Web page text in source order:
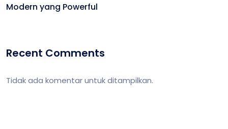
Modern yang Powerful
Recent Comments
Tidak ada komentar untuk ditampilkan.